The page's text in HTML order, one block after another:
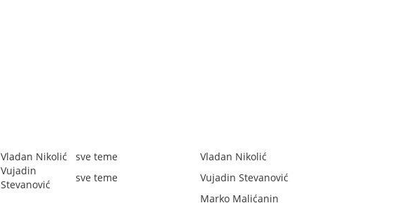
Vladan Nikolić sve teme
Vladan Nikolić
Vujadin
Stevanović
sve teme
Vujadin Stevanović
Marko Malićanin